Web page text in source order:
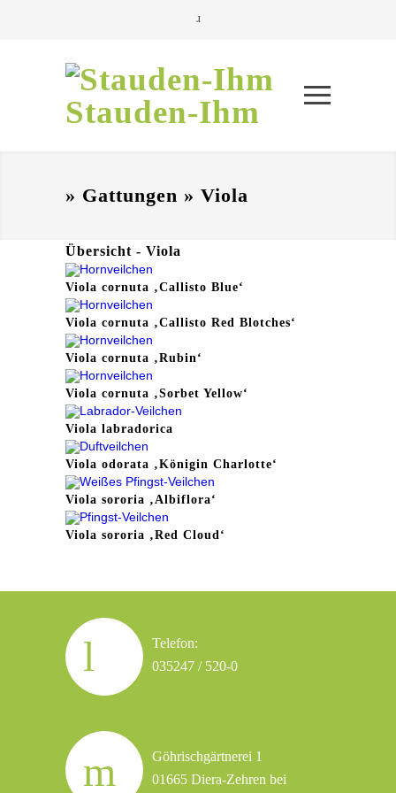
Stauden-Ihm
» Gattungen » Viola
Übersicht - Viola
Viola cornuta ‚Callisto Blue‘
Viola cornuta ‚Callisto Red Blotches‘
Viola cornuta ‚Rubin‘
Viola cornuta ‚Sorbet Yellow‘
Viola labradorica
Viola odorata ‚Königin Charlotte‘
Viola sororia ‚Albiflora‘
Viola sororia ‚Red Cloud‘
Telefon:
035247 / 520-0
Göhrischgärtnerei 1
01665 Diera-Zehren bei